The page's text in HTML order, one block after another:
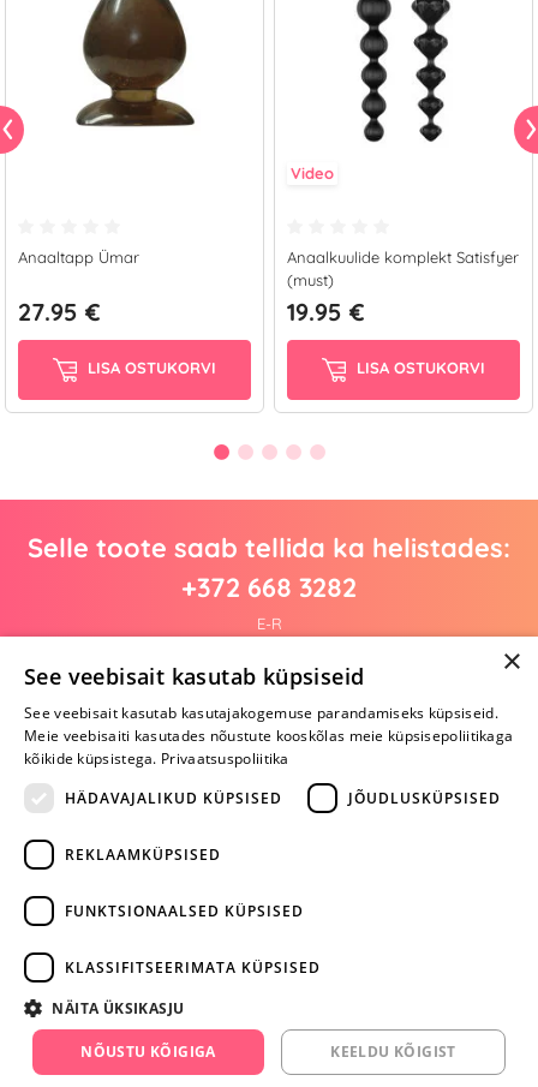
Anaaltapp Ümar
27.95 €
LISA OSTUKORVI
Video
Anaalkuulide komplekt Satisfyer
(must)
19.95 €
LISA OSTUKORVI
Selle toote saab tellida ka helistades:
+372 668 3282
E-R
Arvustusi veel pole
Ole esimene!
Kirjuta arvustus ja SAA KINGITUS!
+372 668 3282
info@yesyes.ee
facebook.com/yesyes.ee
×
See veebisait kasutab küpsiseid
See veebisait kasutab kasutajakogemuse parandamiseks küpsiseid.
Meie veebisaiti kasutades nõustute kooskõlas meie küpsisepoliitikaga
kõikide küpsistega. Privaatsuspoliitika
HÄDAVAJALIKUD KÜPSISED
JÕUDLUSKÜPSISED
REKLAAMKÜPSISED
FUNKTSIONAALSED KÜPSISED
KLASSIFITSEERIMATA KÜPSISED
NÄITA ÜKSIKASJU
NÕUSTU KÕIGIGA KEELDU KÕIGIST